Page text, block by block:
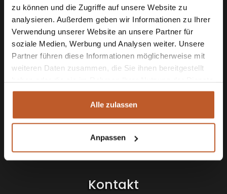
zu können und die Zugriffe auf unsere Website zu
analysieren. Außerdem geben wir Informationen zu Ihrer
Verwendung unserer Website an unsere Partner für
soziale Medien, Werbung und Analysen weiter. Unsere
Partner führen diese Informationen möglicherweise mit
weiteren Daten zusammen, die Sie ihnen bereitgestellt
gesammelt haben.
Alle zulassen
Anpassen
Logo The Camper Rent
Kiefersfelden
Inh. Bas van de Sande, Jeffrey de Klerk
Am Rain 53
83088 Kiefersfelden
Kontakt